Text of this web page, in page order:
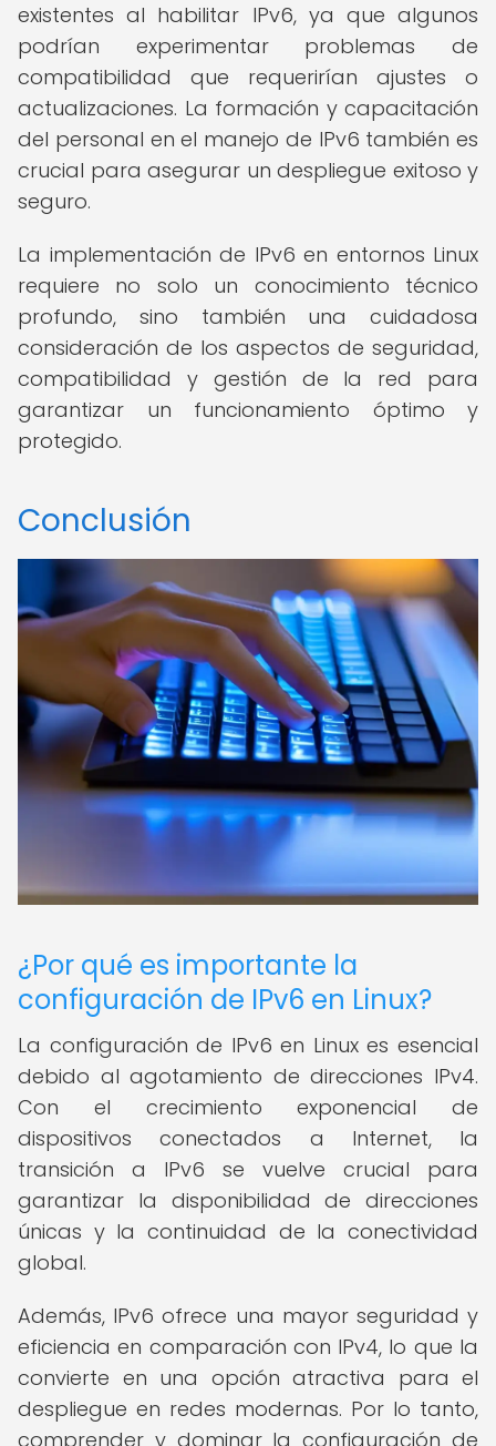
existentes al habilitar IPv6, ya que algunos
podrían experimentar problemas de
compatibilidad que requerirían ajustes o
actualizaciones. La formación y capacitación
del personal en el manejo de IPv6 también es
crucial para asegurar un despliegue exitoso y
seguro.
La implementación de IPv6 en entornos Linux
requiere no solo un conocimiento técnico
profundo, sino también una cuidadosa
consideración de los aspectos de seguridad,
compatibilidad y gestión de la red para
garantizar un funcionamiento óptimo y
protegido.
Conclusión
¿Por qué es importante la
configuración de IPv6 en Linux?
La configuración de IPv6 en Linux es esencial
debido al agotamiento de direcciones IPv4.
Con el crecimiento exponencial de
dispositivos conectados a Internet, la
transición a IPv6 se vuelve crucial para
garantizar la disponibilidad de direcciones
únicas y la continuidad de la conectividad
global.
Además, IPv6 ofrece una mayor seguridad y
eficiencia en comparación con IPv4, lo que la
convierte en una opción atractiva para el
despliegue en redes modernas. Por lo tanto,
comprender y dominar la configuración de